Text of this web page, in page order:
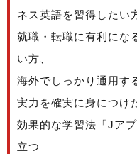
ネス英語を習得したい
就職・転職に有利にな
い方、
海外でしっかり通用す
実力を確実に身につけ
効果的な学習法「Jア
立つ